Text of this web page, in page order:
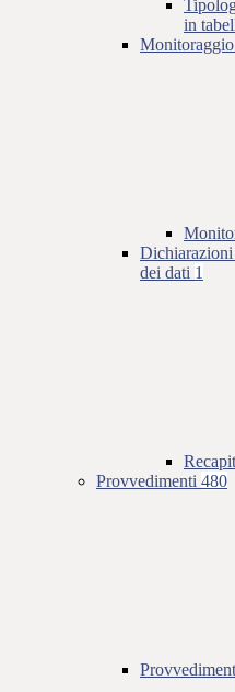
in
dei dati 1
Provvedimenti 480